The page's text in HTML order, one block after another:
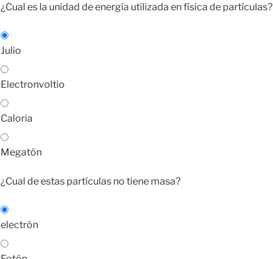
¿Cual es la unidad de energía utilizada en física de partículas?
Julio
Electronvoltio
Caloria
Megatón
¿Cual de estas partículas no tiene masa?
electrón